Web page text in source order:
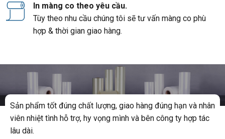
In màng co theo yêu cầu.
Tùy theo nhu cầu chúng tôi sẽ tư vấn màng co phù
hợp & thời gian giao hàng.
Sản phẩm tốt đúng chất lượng, giao hàng đúng hạn và nhân
viên nhiệt tình hỗ trợ, hy vọng mình và bên công ty hợp tác
lâu dài.